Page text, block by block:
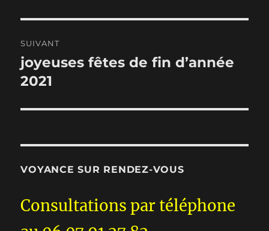
SUIVANT
Publication
suivante :
joyeuses fêtes de fin d’année
2021
VOYANCE SUR RENDEZ-VOUS
Consultations par téléphone